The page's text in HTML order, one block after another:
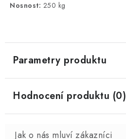
Nosnost: 250 kg
Parametry produktu
Hodnocení produktu (0)